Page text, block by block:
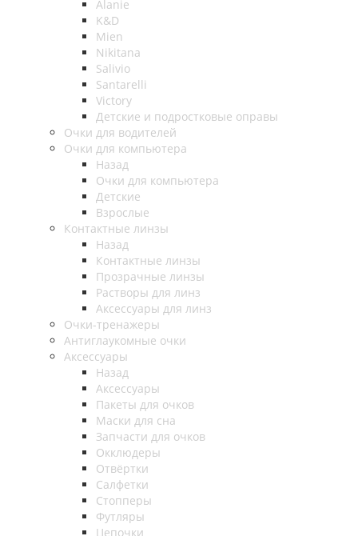
Alanie
K&D
Mien
Nikitana
Salivio
Santarelli
Victory
Детские и подростковые оправы
Очки для водителей
Очки для компьютера
Назад
Очки для компьютера
Детские
Взрослые
Контактные линзы
Назад
Контактные линзы
Прозрачные линзы
Растворы для линз
Аксессуары для линз
Очки-тренажеры
Антиглаукомные очки
Аксессуары
Назад
Аксессуары
Пакеты для очков
Маски для сна
Запчасти для очков
Окклюдеры
Отвёртки
Салфетки
Стопперы
Футляры
Цепочки